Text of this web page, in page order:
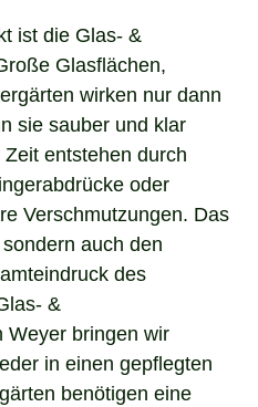
ist die Glas- &
Glasflächen,
wirken nur dann
sie sauber und klar
entstehen durch
oder
Verschmutzungen. Das
auch den
des
&
Weyer bringen wir
in einen gepflegten
benötigen eine